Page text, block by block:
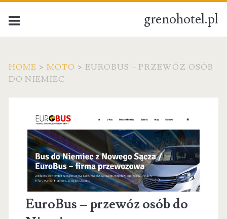
grenohotel.pl
HOME > MOTO > EUROBUS – PRZEWÓZ OSÓB
DO NIEMIEC
EuroBus – przewóz osób do